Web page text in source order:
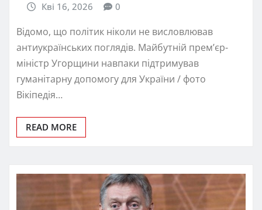
Кві 16, 2026 0
Відомо, що політик ніколи не висловлював
антиукраїнських поглядів. Майбутній премʼєр-
міністр Угорщини навпаки підтримував
гуманітарну допомогу для України / фото
Вікіпедія…
READ MORE